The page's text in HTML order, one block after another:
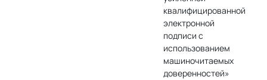
квалифицированной
электронной
подписи с
использованием
машиночитаемых
доверенностей»